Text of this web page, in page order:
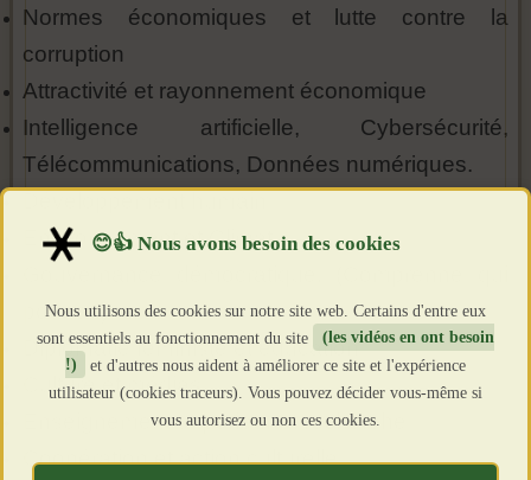
Normes économiques et lutte contre la
corruption
Attractivité et rayonnement économique
Intelligence artificielle, Cybersécurité,
Télécommunications, Données numériques.
Environnement et Climat
pourra !)
Diplomatie féministe et éducation
Culture et médias
Enseignement supérieur et recherche
Coopération et action culturelle
Nous utilisons des cookies sur notre site web. Certains d'entre eux
sont essentiels au fonctionnement du site
(les vidéos en ont besoin
!)
et d'autres nous aident à améliorer ce site et l'expérience
utilisateur (cookies traceurs). Vous pouvez décider vous-même si
vous autorisez ou non ces cookies.